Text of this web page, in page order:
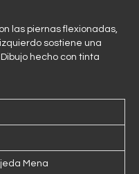
las piernas flexionadas,
sostiene una
hecho con tinta
Mena